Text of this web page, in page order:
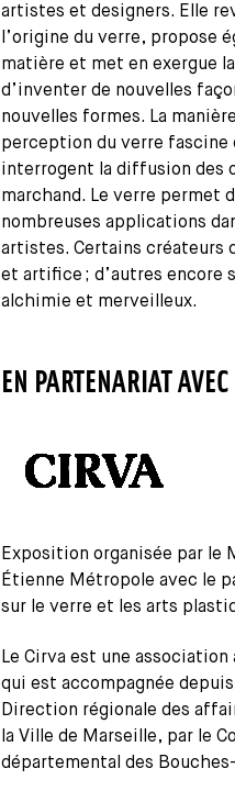
artistes et designers. Elle
l’origine du verre, propose
matière et met en exergue
d’inventer de nouvelles
nouvelles formes. La
perception du verre fascine
interrogent la diffusion des
marchand. Le verre permet
nombreuses applications
artistes. Certains créateurs
et artifice ; d’autres encore
alchimie et merveilleux.
EN PARTENARIAT AVEC
Exposition organisée par le
Étienne Métropole avec le
sur le verre et les arts
Le Cirva est une
qui est accompagnée
Direction régionale des
la Ville de Marseille, par le
départemental des